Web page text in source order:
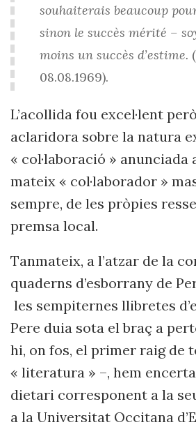
souhaiterais beaucoup
sinon le succès mérité –
moins un succès d’estime.
08.08.1969).
L’acollida fou excel·lent
aclaridora sobre la natura
« col·laboració » anunciada
mateix « col·laborador »
sempre, de les pròpies
premsa local.
Tanmateix, a l’atzar de la
quaderns d’esborrany de
les sempiternes llibretes
Pere duia sota el braç a
hi, on fos, el primer raig de
« literatura » –, hem
dietari corresponent a la
a la Universitat Occitana